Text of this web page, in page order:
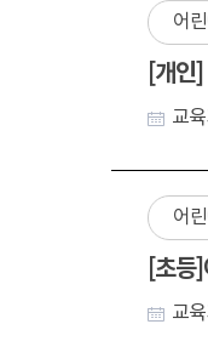
어
[개인
교
어
[초등
교